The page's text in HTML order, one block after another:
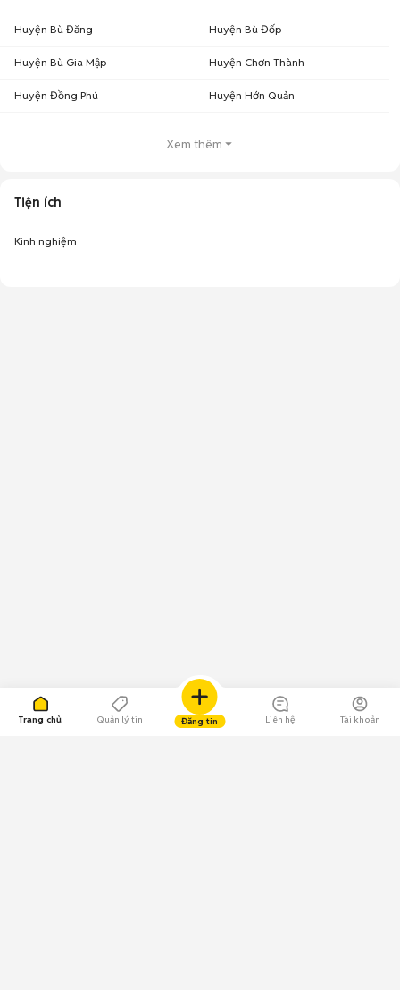
Trang chủ Quản lý tin Đăng tin Liên hệ Tài khoản
Huyện Bù Đăng Huyện Bù Đốp
Huyện Bù Gia Mập Huyện Chơn Thành
Huyện Đồng Phú Huyện Hớn Quản
Xem thêm
Tiện ích
Kinh nghiệm